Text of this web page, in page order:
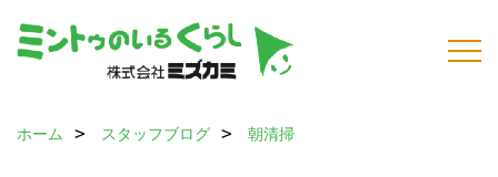
ホーム スタッフブログ 朝清掃